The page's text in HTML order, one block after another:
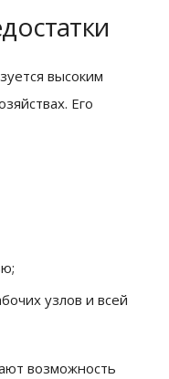
высоким
Его
узлов и всей
возможность